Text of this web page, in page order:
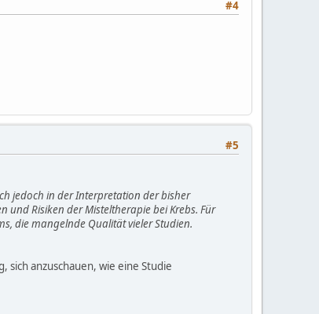
#4
#5
jedoch in der Interpretation der bisher
Risiken der Misteltherapie bei Krebs. Für
die mangelnde Qualität vieler Studien.
sich anzuschauen, wie eine Studie